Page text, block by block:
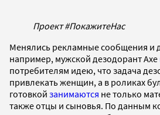
Проект #ПокажитеНас
Менялись рекламные сообщения и
например, мужской дезодорант Axe
потребителям идею, что задача
привлекать женщин, а в роликах
готовкой занимаются не только
также отцы и сыновья. По данным